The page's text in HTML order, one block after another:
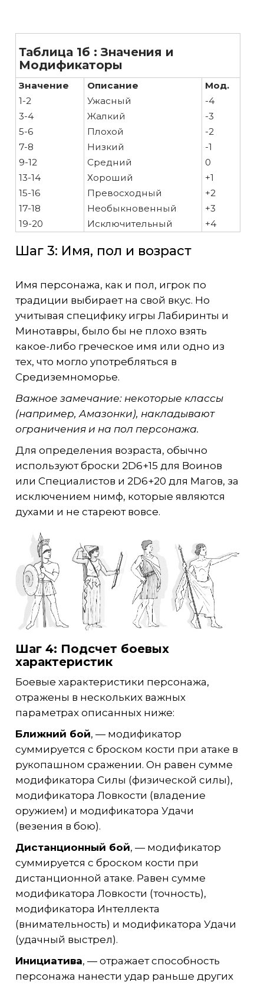
Таблица 1б : Значения и
Модификаторы
Значение
1-2
3-4
5-6
7-8
9-12
13-14
15-16
17-18
19-20
Описание
Ужасный
Жалкий
Плохой
Низкий
Средний
Хороший
Превосходный
Необыкновенный
Исключительный
Мод.
-4
-3
-2
-1
0
+1
+2
+3
+4
Шаг 3: Имя, пол и возраст
Имя персонажа, как и пол, игрок по
традиции выбирает на свой вкус. Но
учитывая специфику игры Лабиринты и
Минотавры, было бы не плохо взять
какое-либо греческое имя или одно из
тех, что могло употребляться в
Средиземноморье.
Важное замечание: некоторые классы
(например, Амазонки), накладывают
ограничения и на пол персонажа.
Для определения возраста, обычно
используют броски 2D6+15 для Воинов
или Специалистов и 2D6+20 для Магов, за
исключением нимф, которые являются
духами и не стареют вовсе.
Шаг 4: Подсчет боевых
характеристик
Боевые характеристики персонажа,
отражены в нескольких важных
параметрах описанных ниже:
Ближний бой, — модификатор
суммируется с броском кости при атаке в
рукопашном сражении. Он равен сумме
модификатора Силы (физической силы),
модификатора Ловкости (владение
оружием) и модификатора Удачи
(везения в бою).
Дистанционный бой, — модификатор
суммируется с броском кости при
дистанционной атаке. Равен сумме
модификатора Ловкости (точность),
модификатора Интеллекта
(внимательность) и модификатора Удачи
(удачный выстрел).
Инициатива, — отражает способность
персонажа нанести удар раньше других